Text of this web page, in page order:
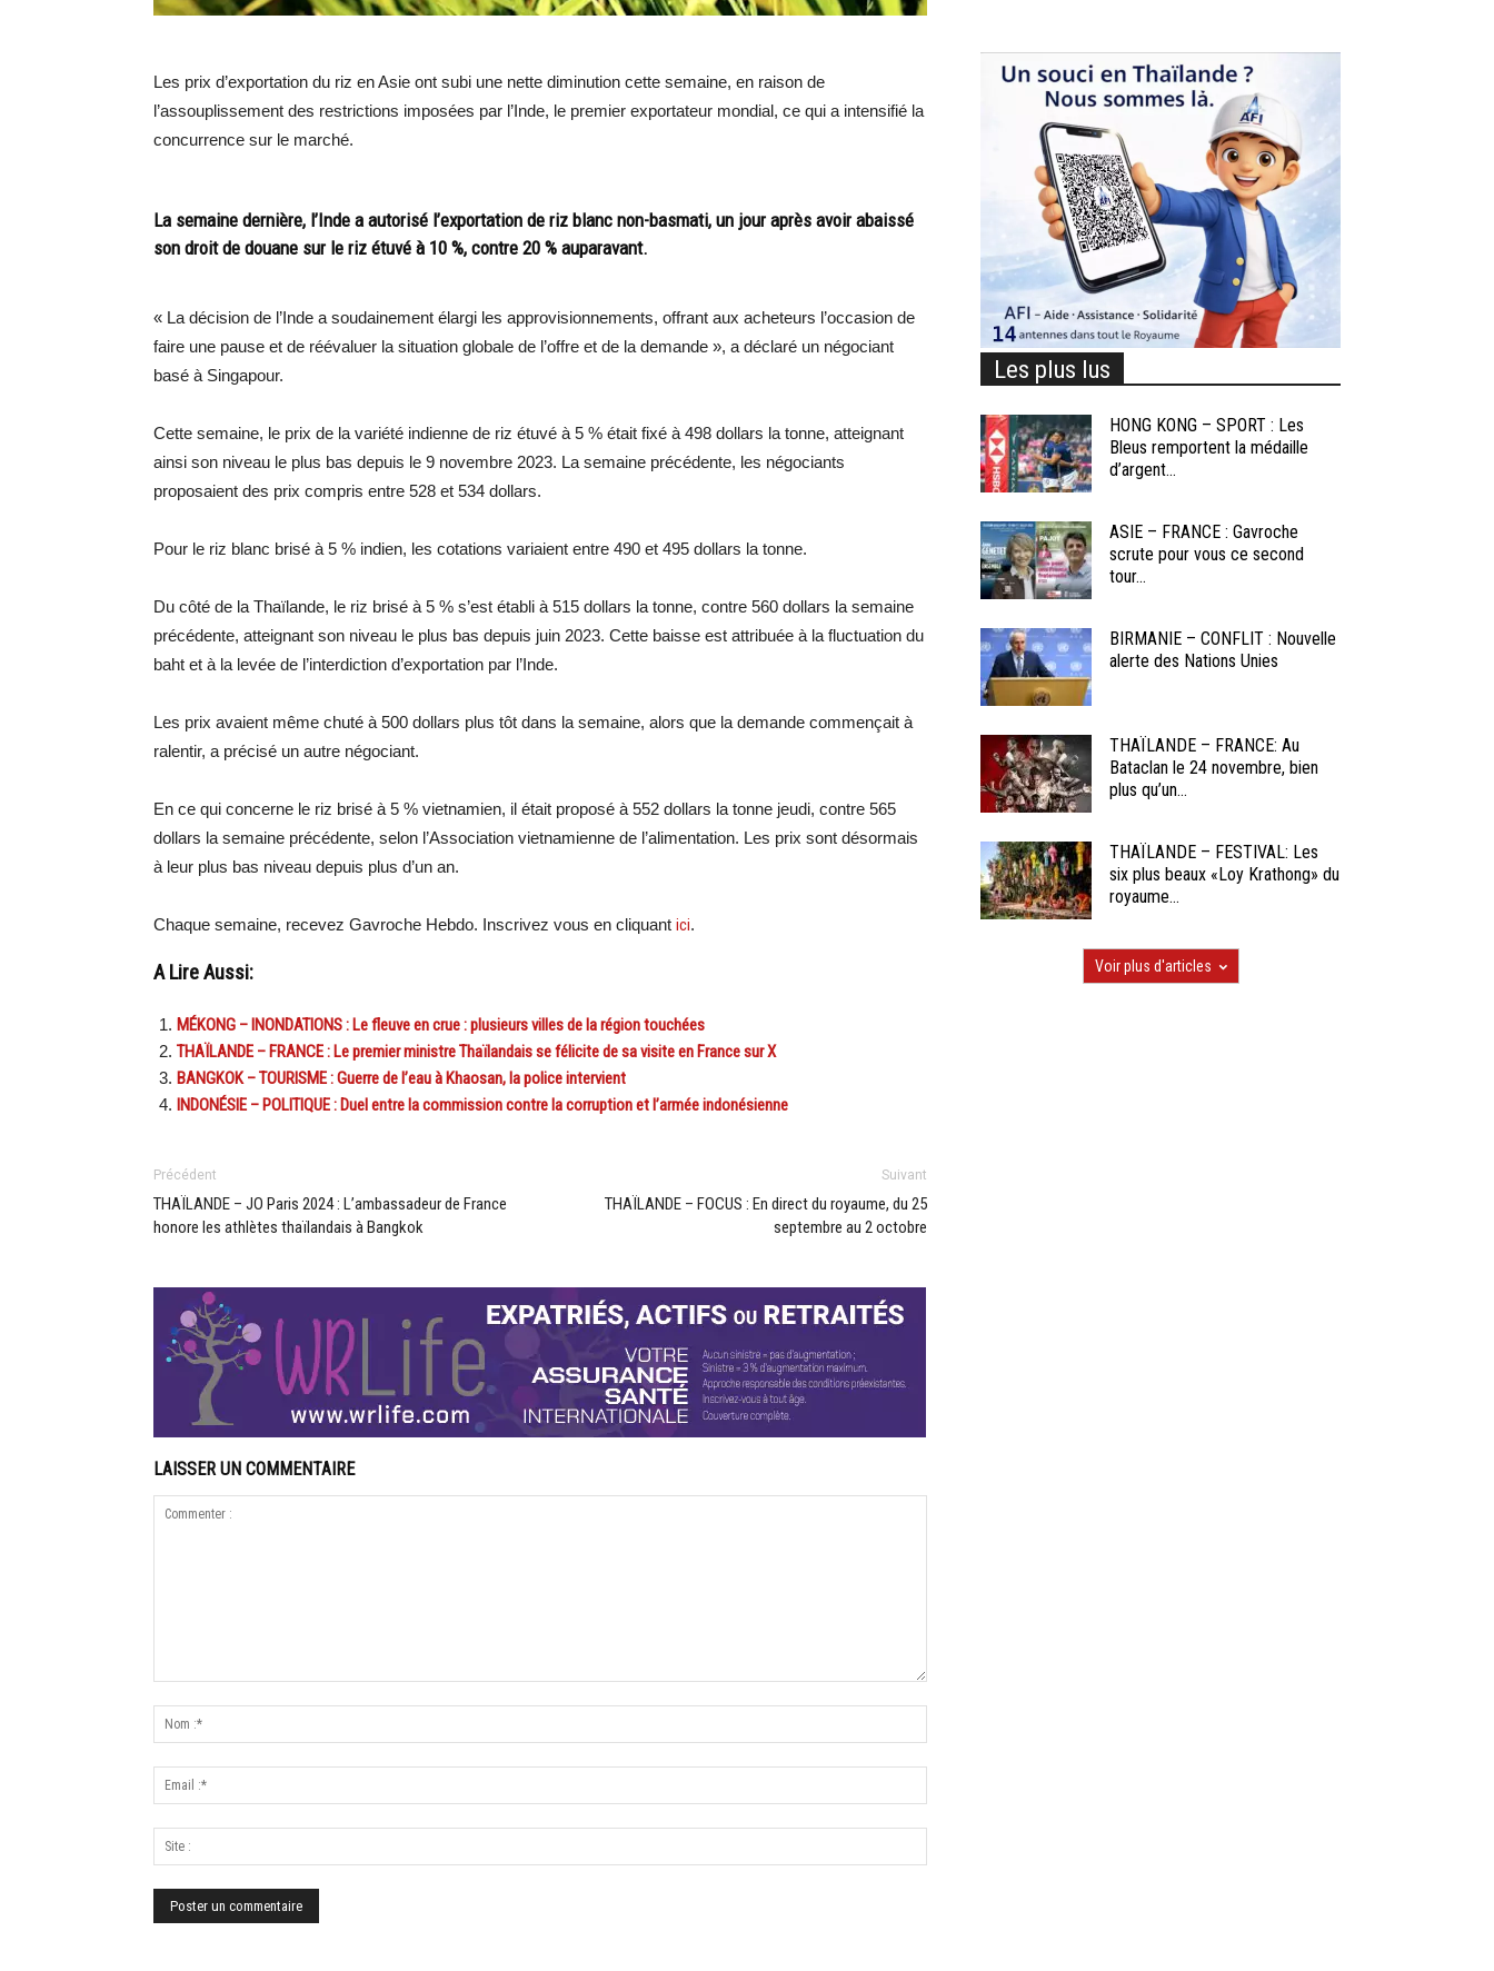
Les prix d’exportation du riz en Asie ont subi une nette diminution cette semaine, en raison de
l’assouplissement des restrictions imposées par l’Inde, le premier exportateur mondial, ce qui a intensifié la
concurrence sur le marché.
La semaine dernière, l’Inde a autorisé l’exportation de riz blanc non-basmati, un jour après avoir abaissé
son droit de douane sur le riz étuvé à 10 %, contre 20 % auparavant.
« La décision de l’Inde a soudainement élargi les approvisionnements, offrant aux acheteurs l’occasion de
faire une pause et de réévaluer la situation globale de l’offre et de la demande », a déclaré un négociant
basé à Singapour.
Cette semaine, le prix de la variété indienne de riz étuvé à 5 % était fixé à 498 dollars la tonne, atteignant
ainsi son niveau le plus bas depuis le 9 novembre 2023. La semaine précédente, les négociants
proposaient des prix compris entre 528 et 534 dollars.
Pour le riz blanc brisé à 5 % indien, les cotations variaient entre 490 et 495 dollars la tonne.
Du côté de la Thaïlande, le riz brisé à 5 % s’est établi à 515 dollars la tonne, contre 560 dollars la semaine
précédente, atteignant son niveau le plus bas depuis juin 2023. Cette baisse est attribuée à la fluctuation du
baht et à la levée de l’interdiction d’exportation par l’Inde.
Les prix avaient même chuté à 500 dollars plus tôt dans la semaine, alors que la demande commençait à
ralentir, a précisé un autre négociant.
En ce qui concerne le riz brisé à 5 % vietnamien, il était proposé à 552 dollars la tonne jeudi, contre 565
dollars la semaine précédente, selon l’Association vietnamienne de l’alimentation. Les prix sont désormais
à leur plus bas niveau depuis plus d’un an.
Chaque semaine, recevez Gavroche Hebdo. Inscrivez vous en cliquant ici.
A Lire Aussi:
MÉKONG – INONDATIONS : Le fleuve en crue : plusieurs villes de la région touchées
THAÏLANDE – FRANCE : Le premier ministre Thaïlandais se félicite de sa visite en France sur X
BANGKOK – TOURISME : Guerre de l’eau à Khaosan, la police intervient
INDONÉSIE – POLITIQUE : Duel entre la commission contre la corruption et l’armée indonésienne
Précédent
THAÏLANDE – JO Paris 2024 : L’ambassadeur de France
honore les athlètes thaïlandais à Bangkok
Suivant
THAÏLANDE – FOCUS : En direct du royaume, du 25
septembre au 2 octobre
LAISSER UN COMMENTAIRE
Les plus lus
HONG KONG – SPORT : Les
Bleus remportent la médaille
d’argent...
ASIE – FRANCE : Gavroche
scrute pour vous ce second
tour...
BIRMANIE – CONFLIT : Nouvelle
alerte des Nations Unies
THAÏLANDE – FRANCE: Au
Bataclan le 24 novembre, bien
plus qu’un...
THAÏLANDE – FESTIVAL: Les
six plus beaux «Loy Krathong» du
royaume...
Voir plus d'articles